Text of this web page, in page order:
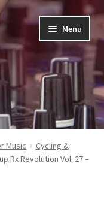
Menu
Music
Cycling &
Rx Revolution Vol. 27 –